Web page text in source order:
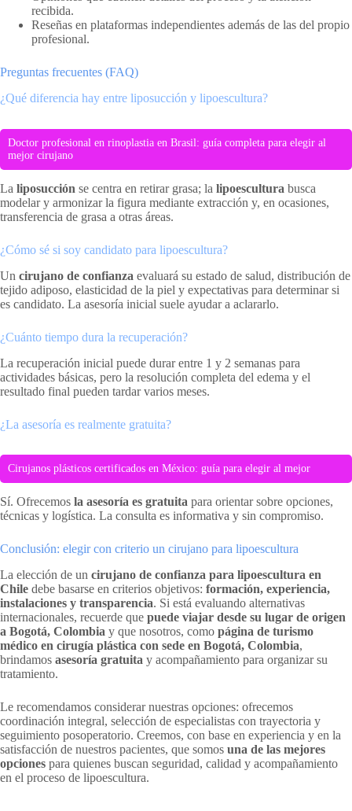
recibida.
Reseñas en plataformas independientes además de las del propio
profesional.
Preguntas frecuentes (FAQ)
¿Qué diferencia hay entre liposucción y lipoescultura?
Doctor profesional en rinoplastia en Brasil: guía completa para elegir al
mejor cirujano
La liposucción se centra en retirar grasa; la lipoescultura busca
modelar y armonizar la figura mediante extracción y, en ocasiones,
transferencia de grasa a otras áreas.
¿Cómo sé si soy candidato para lipoescultura?
Un cirujano de confianza evaluará su estado de salud, distribución de
tejido adiposo, elasticidad de la piel y expectativas para determinar si
es candidato. La asesoría inicial suele ayudar a aclararlo.
¿Cuánto tiempo dura la recuperación?
La recuperación inicial puede durar entre 1 y 2 semanas para
actividades básicas, pero la resolución completa del edema y el
resultado final pueden tardar varios meses.
¿La asesoría es realmente gratuita?
Cirujanos plásticos certificados en México: guía para elegir al mejor
Sí. Ofrecemos la asesoría es gratuita para orientar sobre opciones,
técnicas y logística. La consulta es informativa y sin compromiso.
Conclusión: elegir con criterio un cirujano para lipoescultura
La elección de un cirujano de confianza para lipoescultura en
Chile debe basarse en criterios objetivos: formación, experiencia,
instalaciones y transparencia. Si está evaluando alternativas
internacionales, recuerde que puede viajar desde su lugar de origen
a Bogotá, Colombia y que nosotros, como página de turismo
médico en cirugía plástica con sede en Bogotá, Colombia,
brindamos asesoría gratuita y acompañamiento para organizar su
tratamiento.
Le recomendamos considerar nuestras opciones: ofrecemos
coordinación integral, selección de especialistas con trayectoria y
seguimiento posoperatorio. Creemos, con base en experiencia y en la
satisfacción de nuestros pacientes, que somos una de las mejores
opciones para quienes buscan seguridad, calidad y acompañamiento
en el proceso de lipoescultura.